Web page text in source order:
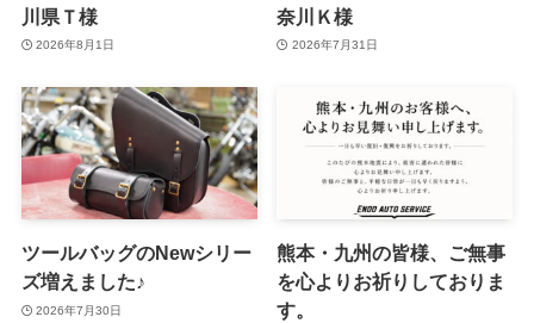
川県Ｔ様
2026年8月1日
奈川Ｋ様
2026年7月31日
ツールバッグのNewシリー
ズ増えました♪
2026年7月30日
熊本・九州の皆様、ご無事
を心よりお祈りしておりま
す。